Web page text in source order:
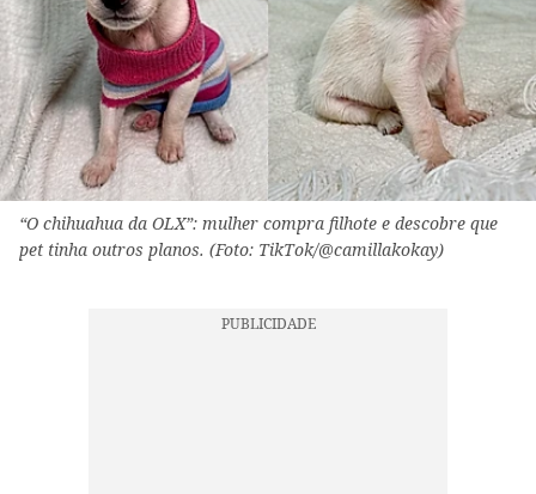
“O chihuahua da OLX”: mulher compra filhote e descobre que
pet tinha outros planos. (Foto: TikTok/@camillakokay)